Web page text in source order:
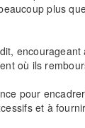
plus
où ils
pour
et à